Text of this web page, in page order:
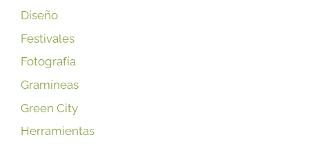
Diseño
Festivales
Fotografía
Gramíneas
Green City
Herramientas